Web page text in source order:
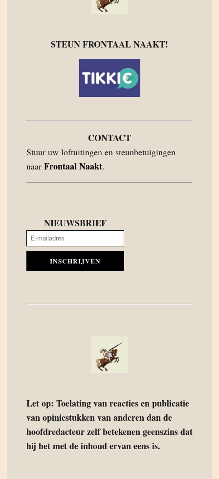
STEUN FRONTAAL NAAKT!
CONTACT
Stuur uw loftuitingen en steunbetuigingen
naar Frontaal Naakt.
NIEUWSBRIEF
INSCHRIJVEN
Let op: Toelating van reacties en publicatie
van opiniestukken van anderen dan de
hoofdredacteur zelf betekenen geenszins dat
hij het met de inhoud ervan eens is.